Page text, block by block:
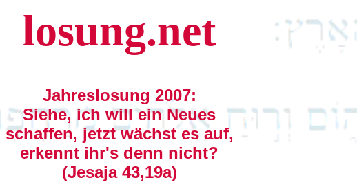
losung.net
Jahreslosung 2007:
Siehe, ich will ein Neues
schaffen, jetzt wächst es auf,
erkennt ihr's denn nicht?
(Jesaja 43,19a)